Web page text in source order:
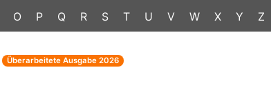
O P Q R S T U V W X Y Z
Überarbeitete Ausgabe 2026